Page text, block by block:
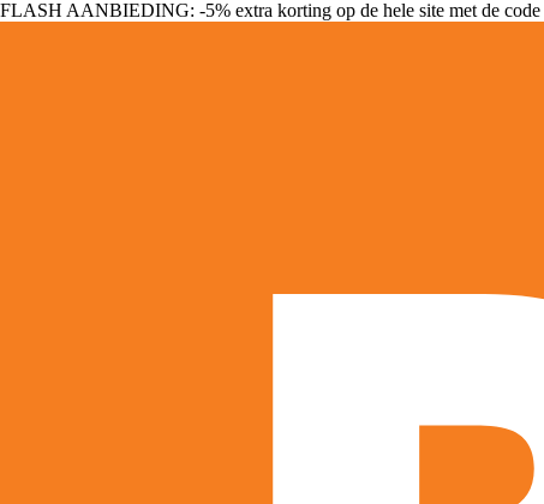
FLASH AANBIEDING: -5% extra korting op de hele site met de code